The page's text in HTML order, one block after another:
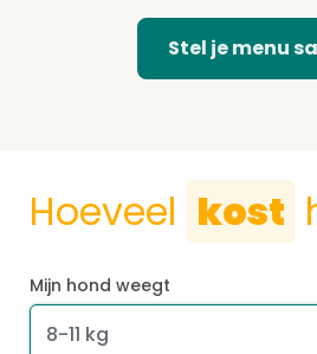
Stel je menu
Hoeveel kost
Mijn hond weegt